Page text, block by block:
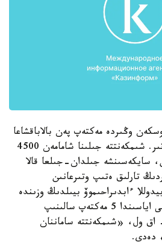
وڭىردە مەكتەپ پەن بالاباقشاعا
دەگەن سۇرانىس ارتىپ وتىر. شىمكەنتتە جىلىنا شامامەن 4500
سايكەسىنشە جىلدان-جىلعا قالا
تارلىق ەتىپ وتىرعانىن
ءابدىراحىموۆ بيىلدىڭ وزىندە
«نۇرلى جول» باعدارلاماسى اياسىندا 5 مەكتەپ سالىنىپ
اق ول، «شىمكەنتتە ساماننان